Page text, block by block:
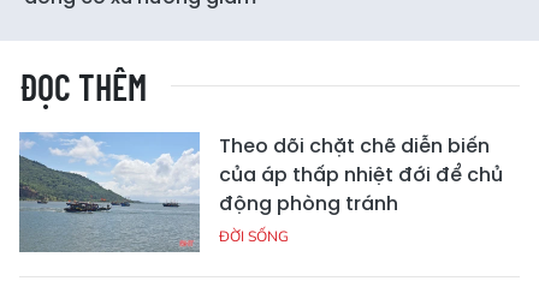
ĐỌC THÊM
Theo dõi chặt chẽ diễn biến
của áp thấp nhiệt đới để chủ
động phòng tránh
ĐỜI SỐNG